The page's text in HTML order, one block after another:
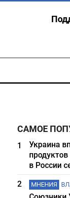
САМОЕ
1
Украина
в России
2
МНЕНИЯ